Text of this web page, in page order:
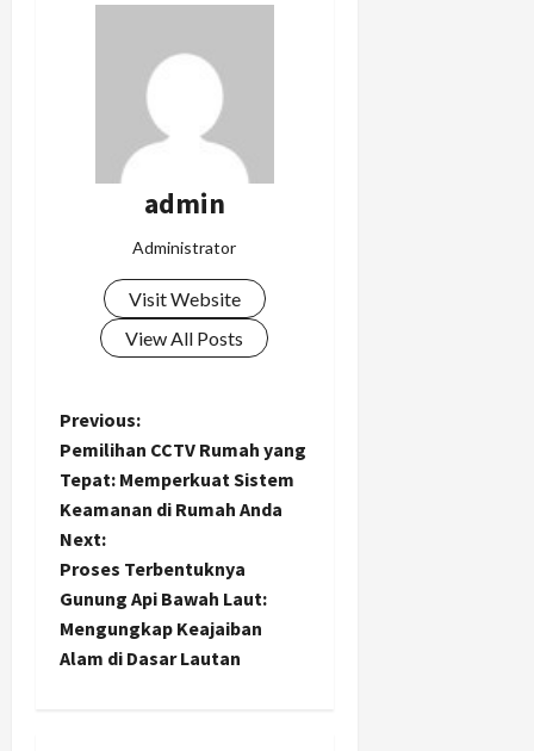
admin
Administrator
Visit Website
View All Posts
P
o
s
t
n
a
Previous:
Pemilihan CCTV Rumah yang
Tepat: Memperkuat Sistem
Keamanan di Rumah Anda
Next:
Proses Terbentuknya
Gunung Api Bawah Laut:
Mengungkap Keajaiban
Alam di Dasar Lautan